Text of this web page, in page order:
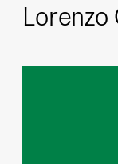
Lorenzo